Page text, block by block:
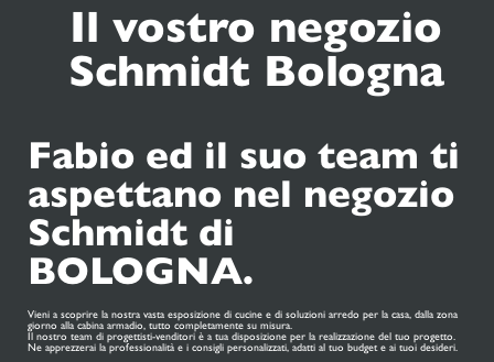
Il vostro negozio
Schmidt Bologna
Fabio ed il suo team ti
aspettano nel negozio
Schmidt di
BOLOGNA.
Vieni a scoprire la nostra vasta esposizione di cucine e di soluzioni arredo per la casa, dalla zona
giorno alla cabina armadio, tutto completamente su misura.
Il nostro team di progettisti-venditori è a tua disposizione per la realizzazione del tuo progetto.
Ne apprezzerai la professionalità e i consigli personalizzati, adatti al tuo budget e ai tuoi desideri.